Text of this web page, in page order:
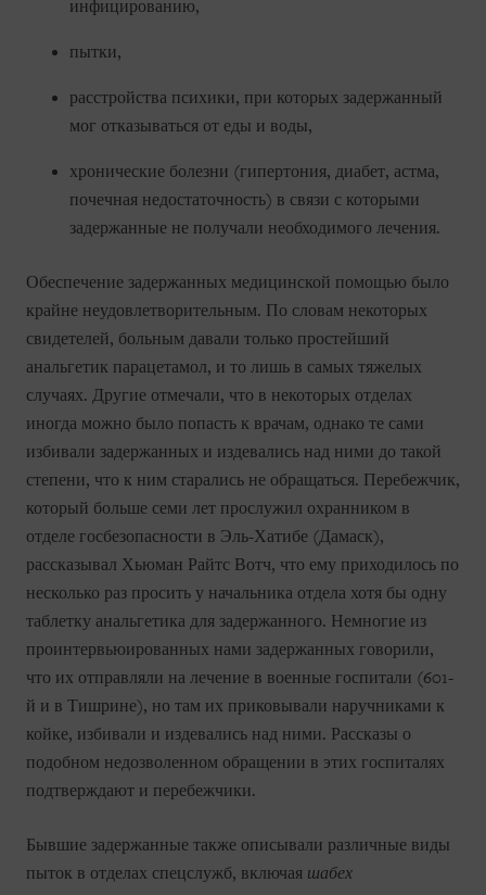
инфицированию,
пытки,
расстройства психики, при которых задержанный
мог отказываться от еды и воды,
хронические болезни (гипертония, диабет, астма,
почечная недостаточность) в связи с которыми
задержанные не получали необходимого лечения.
Обеспечение задержанных медицинской помощью было
крайне неудовлетворительным. По словам некоторых
свидетелей, больным давали только простейший
анальгетик парацетамол, и то лишь в самых тяжелых
случаях. Другие отмечали, что в некоторых отделах
иногда можно было попасть к врачам, однако те сами
избивали задержанных и издевались над ними до такой
степени, что к ним старались не обращаться. Перебежчик,
который больше семи лет прослужил охранником в
отделе госбезопасности в Эль-Хатибе (Дамаск),
рассказывал Хьюман Райтс Вотч, что ему приходилось по
несколько раз просить у начальника отдела хотя бы одну
таблетку анальгетика для задержанного. Немногие из
проинтервьюированных нами задержанных говорили,
что их отправляли на лечение в военные госпитали (601-
й и в Тишрине), но там их приковывали наручниками к
койке, избивали и издевались над ними. Рассказы о
подобном недозволенном обращении в этих госпиталях
подтверждают и перебежчики.
Бывшие задержанные также описывали различные виды
пыток в отделах спецслужб, включая шабех